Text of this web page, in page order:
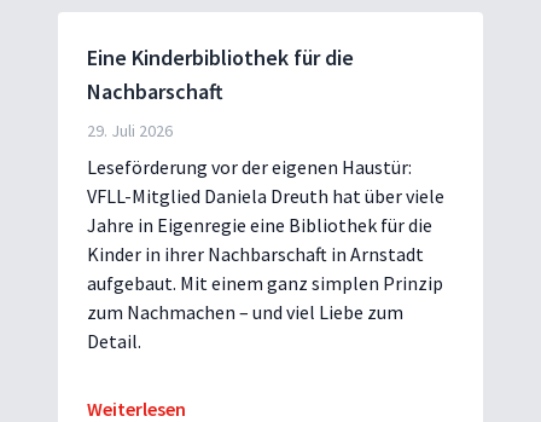
Eine Kinderbibliothek für die
Nachbarschaft
29. Juli 2026
Leseförderung vor der eigenen Haustür:
VFLL-Mitglied Daniela Dreuth hat über viele
Jahre in Eigenregie eine Bibliothek für die
Kinder in ihrer Nachbarschaft in Arnstadt
aufgebaut. Mit einem ganz simplen Prinzip
zum Nachmachen – und viel Liebe zum
Detail.
Weiterlesen